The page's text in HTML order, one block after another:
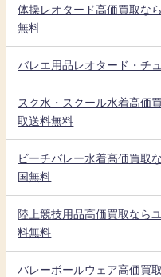
体操レオタード高価買取な
無料
バレエ用品レオタード・チ
スク水・スクール水着高価
取送料無料
ビーチバレー水着高価買取
国無料
陸上競技用品高価買取なら
料無料
バレーボールウェア高価買